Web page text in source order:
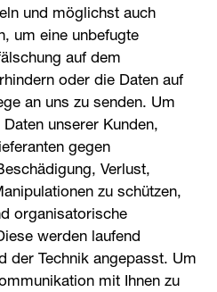
und möglichst auch
um eine unbefugte
auf dem
oder die Daten auf
an uns zu senden. Um
unserer Kunden,
gegen
Verlust,
zu schützen,
organisatorische
werden laufend
der Technik angepasst. Um
mit Ihnen zu